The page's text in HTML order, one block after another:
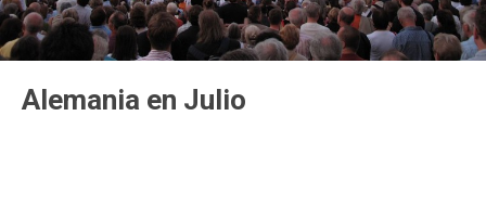
Alemania en Julio